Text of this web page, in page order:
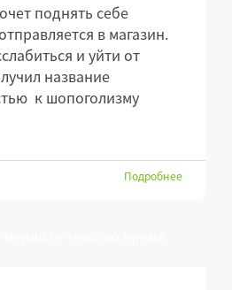
поднять себе
в магазин.
и уйти от
название
к шопоголизму
Подробнее